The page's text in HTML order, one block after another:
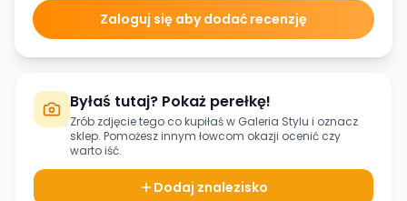
Zaloguj się aby dodać recenzję
Byłaś tutaj? Pokaż perełkę!
Zrób zdjęcie tego co kupiłaś w Galeria Stylu i oznacz
sklep. Pomożesz innym łowcom okazji ocenić czy
warto iść.
Dodaj znalezisko